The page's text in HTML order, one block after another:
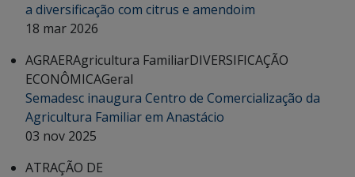
a diversificação com citrus e amendoim
18 mar 2026
AGRAERAgricultura FamiliarDIVERSIFICAÇÃO
ECONÔMICAGeral
Semadesc inaugura Centro de Comercialização da
Agricultura Familiar em Anastácio
03 nov 2025
ATRAÇÃO DE